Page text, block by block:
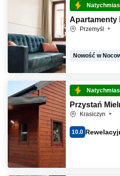
Apartamenty
Przemyśl
Nowość w
Przystań
Krasiczyn
10.0